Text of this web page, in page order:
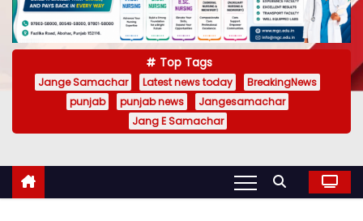
Top Tags
Jange Samachar Latest news today
BreakingNews
punjab
punjab news
Jangesamachar
Jang E Samachar